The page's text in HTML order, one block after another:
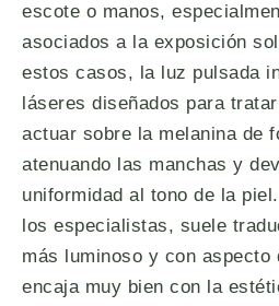
escote o manos,
asociados a la exposición
estos casos, la luz pulsada
láseres diseñados para
actuar sobre la melanina de
atenuando las manchas y
uniformidad al tono de la
los especialistas, suele
más luminoso y con aspecto
encaja muy bien con la